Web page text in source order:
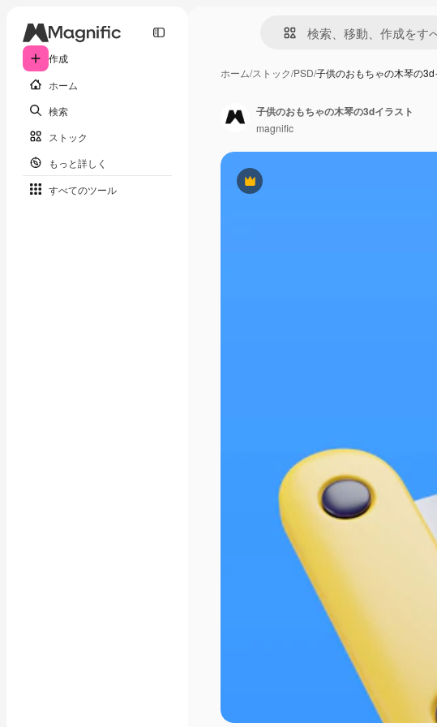
作成
ホーム
検索
ストック
もっと詳しく
すべてのツール
ホーム/ストック/PSD/子供のおもちゃの木琴の3d
Premium
子供のおもちゃの木琴の3dイラスト
magnific